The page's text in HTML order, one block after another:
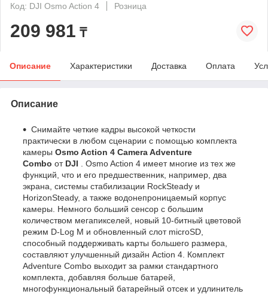
Код: DJI Osmo Action 4
Розница
209 981 ₸
Описание Характеристики Доставка Оплата
Описание
Снимайте четкие кадры высокой четкости
практически в любом сценарии с помощью комплекта
камеры Osmo Action 4 Camera Adventure
Combo от DJI . Osmo Action 4 имеет многие из тех же
функций, что и его предшественник, например, два
экрана, системы стабилизации RockSteady и
HorizonSteady, а также водонепроницаемый корпус
камеры. Немного больший сенсор с большим
количеством мегапикселей, новый 10-битный цветовой
режим D-Log M и обновленный слот microSD,
способный поддерживать карты большего размера,
составляют улучшенный дизайн Action 4. Комплект
Adventure Combo выходит за рамки стандартного
комплекта, добавляя больше батарей,
многофункциональный батарейный отсек и удлинитель